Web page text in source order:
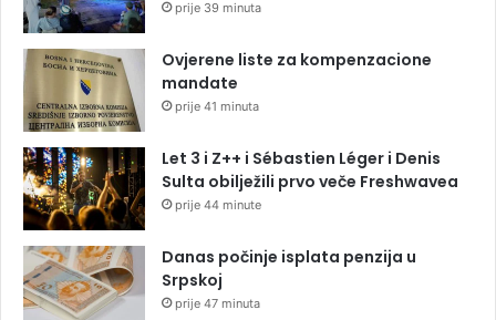
prije 39 minuta
Ovjerene liste za kompenzacione
mandate
prije 41 minuta
Let 3 i Z++ i Sébastien Léger i Denis
Sulta obilježili prvo veče Freshwavea
prije 44 minute
Danas počinje isplata penzija u
Srpskoj
prije 47 minuta